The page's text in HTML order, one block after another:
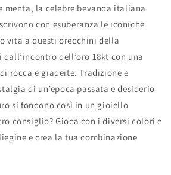
menta, la celebre bevanda italiana
con esuberanza le iconiche
vita a questi orecchini della
dell’oro 18kt con una
rocca e giadeite. Tradizione e
di un’epoca passata e desiderio
si fondono così in un gioiello
consiglio? Gioca con i diversi colori e
e crea la tua combinazione